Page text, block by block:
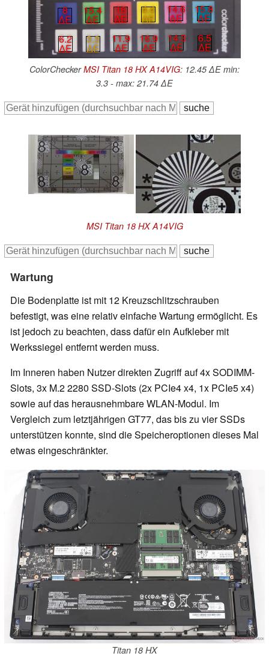
8
∆E
15.4
∆E
16
∆E
4.4
∆E
14.6
∆E
15.8
∆E
6.2
∆E
3.3
∆E
11.9
∆E
16.9
∆E
14.3
∆E
6.5
∆E
ColorCheckerMSI Titan 18 HX A14VIG: 12.45 ∆E min:
3.3 - max: 21.74 ∆E
MSI Titan 18 HX A14VIG
Wartung
Die Bodenplatte ist mit 12 Kreuzschlitzschrauben
befestigt, was eine relativ einfache Wartung ermöglicht. Es
ist jedoch zu beachten, dass dafür ein Aufkleber mit
Werkssiegel entfernt werden muss.
Im Inneren haben Nutzer direkten Zugriff auf 4x SODIMM-
Slots, 3x M.2 2280 SSD-Slots (2x PCIe4 x4, 1x PCIe5 x4)
sowie auf das herausnehmbare WLAN-Modul. Im
Vergleich zum letztjährigen GT77, das bis zu vier SSDs
unterstützen konnte, sind die Speicheroptionen dieses Mal
etwas eingeschränkter.
Titan 18 HX